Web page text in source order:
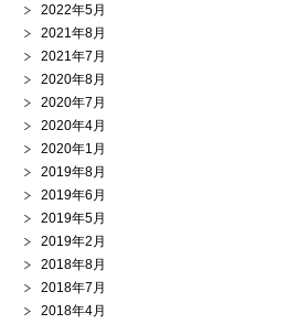
2022年5月
2021年8月
2021年7月
2020年8月
2020年7月
2020年4月
2020年1月
2019年8月
2019年6月
2019年5月
2019年2月
2018年8月
2018年7月
2018年4月